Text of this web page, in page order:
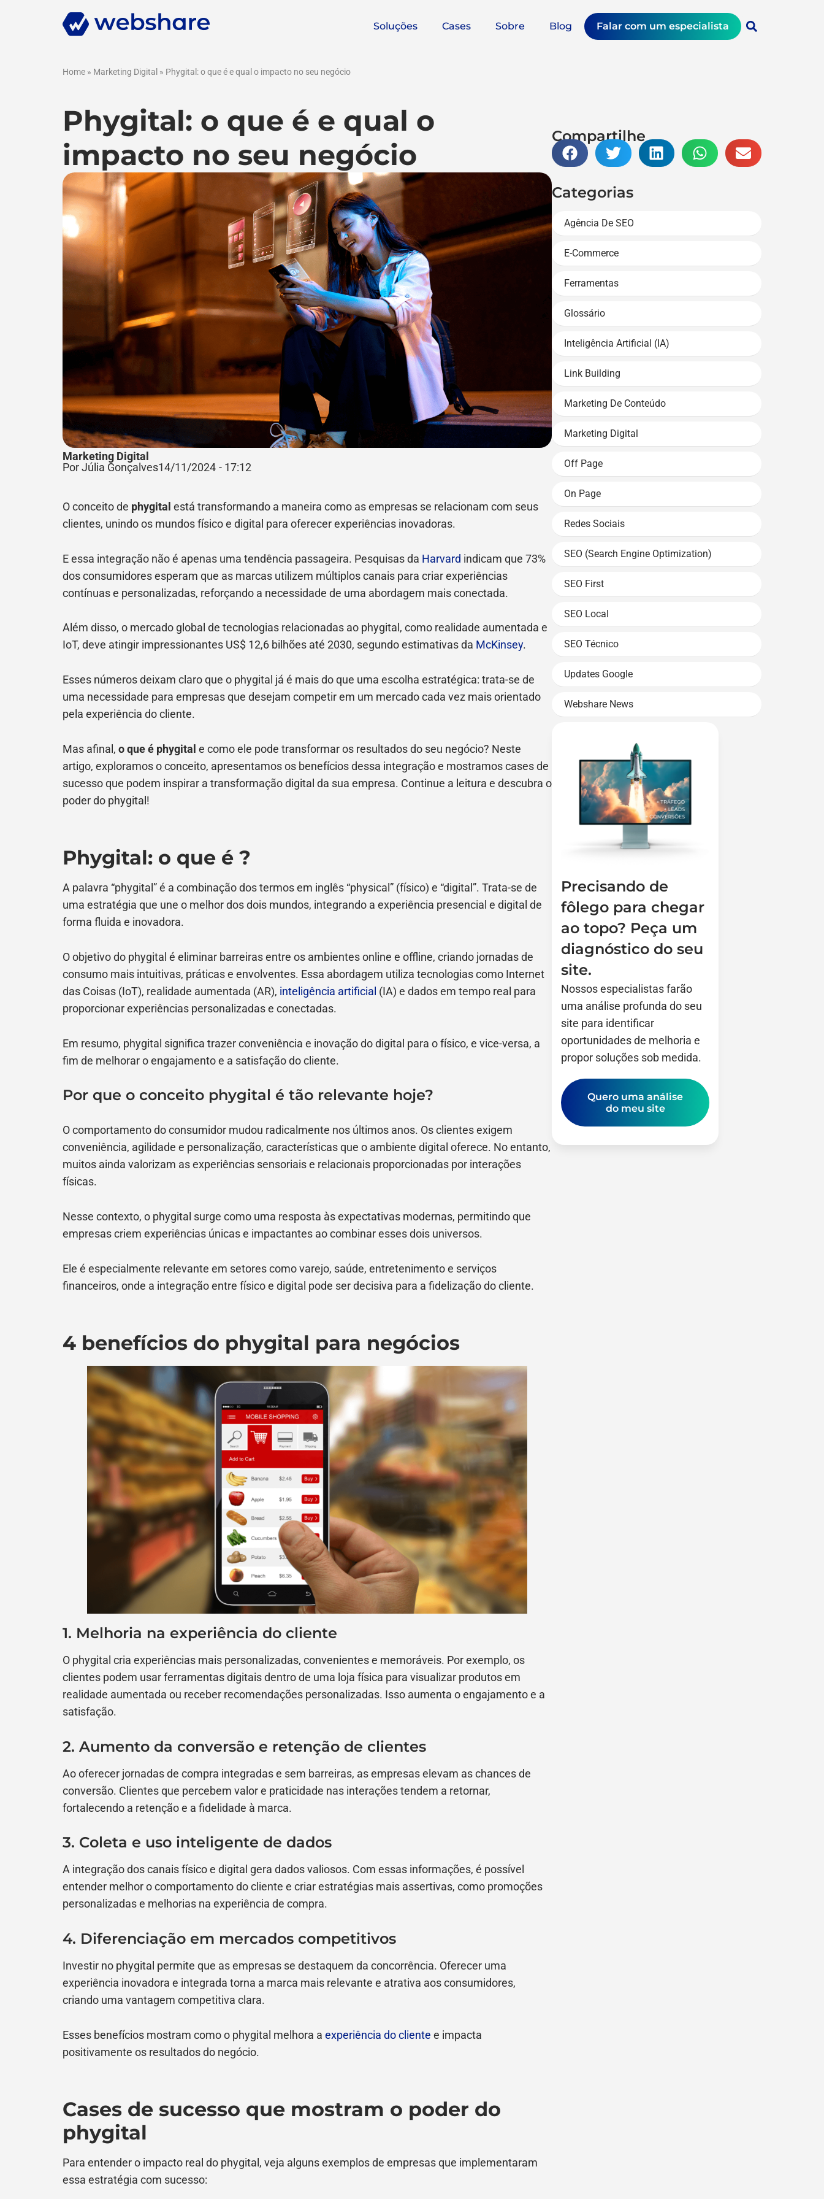
Soluções Cases Sobre Blog Falar com um especialista
Home » Marketing Digital » Phygital: o que é e qual o impacto no seu negócio
Phygital: o que é e qual o
impacto no seu negócio
Marketing Digital
Por Júlia Gonçalves14/11/2024 - 17:12
O conceito de phygital está transformando a maneira como as empresas se relacionam com seus
clientes, unindo os mundos físico e digital para oferecer experiências inovadoras.
E essa integração não é apenas uma tendência passageira. Pesquisas da Harvard indicam que 73%
dos consumidores esperam que as marcas utilizem múltiplos canais para criar experiências
contínuas e personalizadas, reforçando a necessidade de uma abordagem mais conectada.
Além disso, o mercado global de tecnologias relacionadas ao phygital, como realidade aumentada e
IoT, deve atingir impressionantes US$ 12,6 bilhões até 2030, segundo estimativas da McKinsey.
Esses números deixam claro que o phygital já é mais do que uma escolha estratégica: trata-se de
uma necessidade para empresas que desejam competir em um mercado cada vez mais orientado
pela experiência do cliente.
Mas afinal, o que é phygital e como ele pode transformar os resultados do seu negócio? Neste
artigo, exploramos o conceito, apresentamos os benefícios dessa integração e mostramos cases de
sucesso que podem inspirar a transformação digital da sua empresa. Continue a leitura e descubra o
poder do phygital!
Phygital: o que é ?
A palavra “phygital” é a combinação dos termos em inglês “physical” (físico) e “digital”. Trata-se de
uma estratégia que une o melhor dos dois mundos, integrando a experiência presencial e digital de
forma fluida e inovadora.
O objetivo do phygital é eliminar barreiras entre os ambientes online e offline, criando jornadas de
consumo mais intuitivas, práticas e envolventes. Essa abordagem utiliza tecnologias como Internet
das Coisas (IoT), realidade aumentada (AR), inteligência artificial (IA) e dados em tempo real para
proporcionar experiências personalizadas e conectadas.
Em resumo, phygital significa trazer conveniência e inovação do digital para o físico, e vice-versa, a
fim de melhorar o engajamento e a satisfação do cliente.
Por que o conceito phygital é tão relevante hoje?
O comportamento do consumidor mudou radicalmente nos últimos anos. Os clientes exigem
conveniência, agilidade e personalização, características que o ambiente digital oferece. No entanto,
muitos ainda valorizam as experiências sensoriais e relacionais proporcionadas por interações
físicas.
Nesse contexto, o phygital surge como uma resposta às expectativas modernas, permitindo que
empresas criem experiências únicas e impactantes ao combinar esses dois universos.
Ele é especialmente relevante em setores como varejo, saúde, entretenimento e serviços
financeiros, onde a integração entre físico e digital pode ser decisiva para a fidelização do cliente.
4 benefícios do phygital para negócios
1. Melhoria na experiência do cliente
O phygital cria experiências mais personalizadas, convenientes e memoráveis. Por exemplo, os
clientes podem usar ferramentas digitais dentro de uma loja física para visualizar produtos em
realidade aumentada ou receber recomendações personalizadas. Isso aumenta o engajamento e a
satisfação.
2. Aumento da conversão e retenção de clientes
Ao oferecer jornadas de compra integradas e sem barreiras, as empresas elevam as chances de
conversão. Clientes que percebem valor e praticidade nas interações tendem a retornar,
fortalecendo a retenção e a fidelidade à marca.
3. Coleta e uso inteligente de dados
A integração dos canais físico e digital gera dados valiosos. Com essas informações, é possível
entender melhor o comportamento do cliente e criar estratégias mais assertivas, como promoções
personalizadas e melhorias na experiência de compra.
4. Diferenciação em mercados competitivos
Investir no phygital permite que as empresas se destaquem da concorrência. Oferecer uma
experiência inovadora e integrada torna a marca mais relevante e atrativa aos consumidores,
criando uma vantagem competitiva clara.
Esses benefícios mostram como o phygital melhora a experiência do cliente e impacta
positivamente os resultados do negócio.
Cases de sucesso que mostram o poder do
phygital
Para entender o impacto real do phygital, veja alguns exemplos de empresas que implementaram
essa estratégia com sucesso:
Compartilhe
Categorias
Agência De SEO
E-Commerce
Ferramentas
Glossário
Inteligência Artificial (IA)
Link Building
Marketing De Conteúdo
Marketing Digital
Off Page
On Page
Redes Sociais
SEO (Search Engine Optimization)
SEO First
SEO Local
SEO Técnico
Updates Google
Webshare News
Precisando de
fôlego para chegar
ao topo? Peça um
diagnóstico do seu
site.
Nossos especialistas farão
uma análise profunda do seu
site para identificar
oportunidades de melhoria e
propor soluções sob medida.
Quero uma análise
do meu site